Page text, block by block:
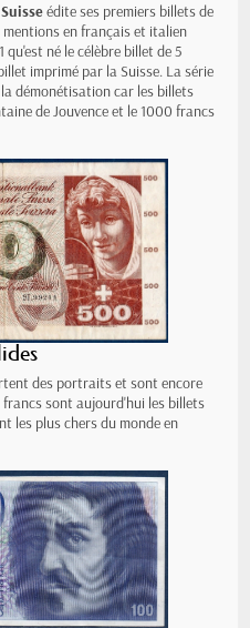
édite ses premiers billets de
mentions en français et italien
qu'est né le célèbre billet de 5
imprimé par la Suisse. La série
démonétisation car les billets
de Jouvence et le 1000 francs
des portraits et sont encore
sont aujourd'hui les billets
les plus chers du monde en